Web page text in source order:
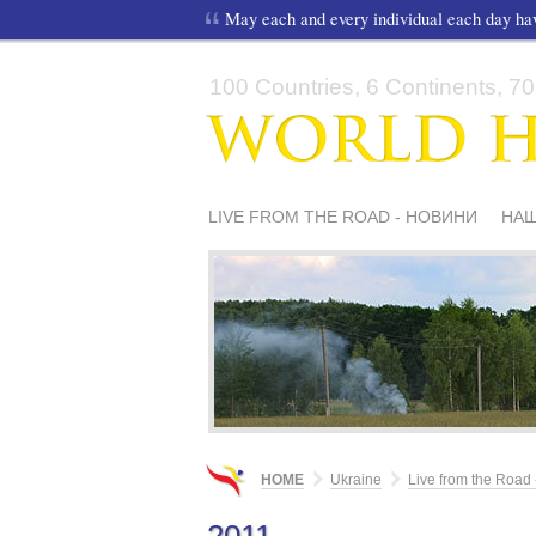
May each and every individual each day
100 Countries, 6 Continents,
LIVE FROM THE ROAD - НОВИНИ
HOME Ukraine Live from the